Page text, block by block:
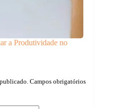
a Produtividade no
Campos obrigatórios